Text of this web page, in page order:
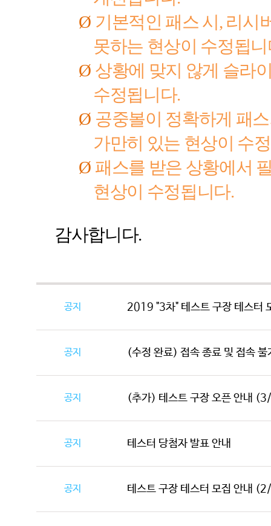
Ø 기본적인 패스 시, 리시
못하는 현상이 수정됩
Ø 상황에 맞지 않게 슬라
수정됩니다.
Ø 공중볼이 정확하게 패
가만히 있는 현상이 수
Ø 패스를 받은 상황에서
현상이 수정됩니다.
감사합니다.
공지 2019 "3차" 테스트 구장 테스
공지 (수정 완료) 접속 종료 및 접속 불
공지 (추가) 테스트 구장 오픈 안내
공지 테스터 당첨자 발표 안내
공지 테스트 구장 테스터 모집 안내